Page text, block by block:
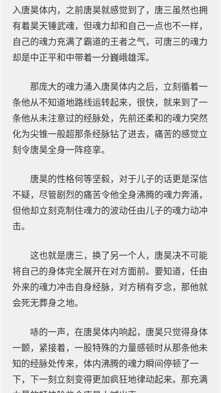
入唐昊体内，之前唐昊就感觉到了，唐三虽然也拥
有着昊天锤武魂，但魂力却和自己一点也不一样，
自己的魂力充满了霸道的王者之气，可唐三的魂力
却是中正平和中带着一分巍峨雄浑。
那庞大的魂力涌入唐昊体内之后，立刻循着一
条他从不知道地路线运转起来，很快，就来到了一
条他从未注意过的经脉处，先前还柔和的魂力突然
化为尖锥一般超那条经脉钻了进去，痛苦的感觉立
刻令唐昊全身一阵痉挛。
唐昊的性格何等坚毅，对于儿子的话更是深信
不疑，尽管剧烈的痛苦令他全身沸腾的魂力奔涌，
但他却立刻克制住魂力的波动任由儿子的魂力动冲
击。
这也就是唐三，换了另一个人，唐昊决不可能
将自己的身体完全展开在对方面前。要知道，任由
外来的魂力冲击自身经脉，对方稍有歹念，那他就
会死无葬身之地。
哧的一声，在唐昊体内响起，唐昊只觉得身体
一颤，紧接着，一股特殊的力量感顿时从那条他未
知的经脉处传来，体内沸腾的魂力瞬间停顿了一
下，下一刻立刻变得更加疯狂地律动起来。那充满